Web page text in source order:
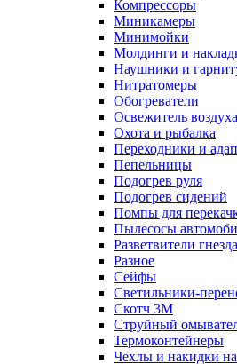
Компрессоры
Миникамеры
Минимойки
Молдинги и
Наушники и
Нитратомеры
Обогреватели
Освежитель воздуха
Охота и рыбалка
Переходники и
Пепельницы
Подогрев руля
Подогрев сидений
Помпы для
Пылесосы
Разветвители
Разное
Сейфы
Светильники-
Скотч 3М
Струйный
Термоконтейнеры
Чехлы и накидки